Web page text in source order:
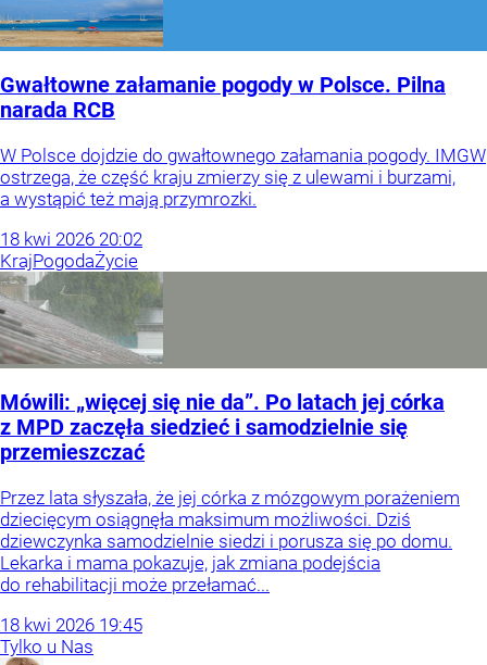
Gwałtowne załamanie pogody w Polsce. Pilna
narada RCB
W Polsce dojdzie do gwałtownego załamania pogody. IMGW
ostrzega, że część kraju zmierzy się z ulewami i burzami,
a wystąpić też mają przymrozki.
18 kwi 2026 20:02
KrajPogodaŻycie
Mówili: „więcej się nie da”. Po latach jej córka
z MPD zaczęła siedzieć i samodzielnie się
przemieszczać
Przez lata słyszała, że jej córka z mózgowym porażeniem
dziecięcym osiągnęła maksimum możliwości. Dziś
dziewczynka samodzielnie siedzi i porusza się po domu.
Lekarka i mama pokazuje, jak zmiana podejścia
do rehabilitacji może przełamać...
18 kwi 2026 19:45
Tylko u Nas